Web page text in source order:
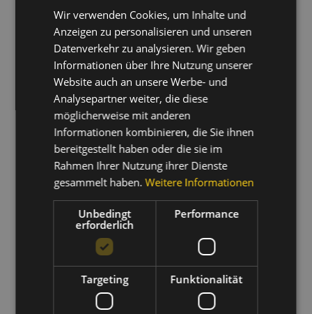
Alle Informationen (Texte, Fotos, Etc.) dieser Website,
wenn nicht angegeben, sind urheberrechtlich
geschützt.
© Photo:
© Gasthaus Blosegg
© Turismusbüro Ratschings
ITALIAN
Wir verwenden Cookies, um Inhalte und
Anzeigen zu personalisieren und unseren
Datenverkehr zu analysieren. Wir geben
Informationen über Ihre Nutzung unserer
Website auch an unsere Werbe- und
Analysepartner weiter, die diese
möglicherweise mit anderen
Informationen kombinieren, die Sie ihnen
bereitgestellt haben oder die sie im
Rahmen Ihrer Nutzung ihrer Dienste
gesammelt haben. Weitere Informationen
Unbedingt
erforderlich
Performance
Targeting Funktionalität